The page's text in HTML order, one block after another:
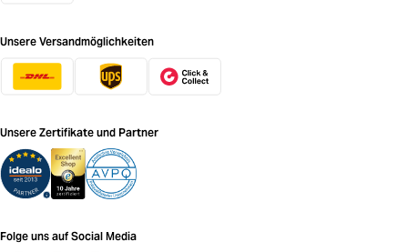
Unsere Versandmöglichkeiten
Unsere Zertifikate und Partner
Folge uns auf Social Media